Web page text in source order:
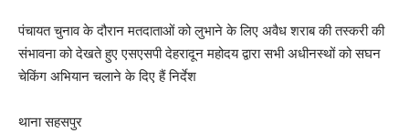
पंचायत चुनाव के दौरान मतदाताओं को लुभाने के लिए अवैध शराब की तस्करी की
संभावना को देखते हुए एसएसपी देहरादून महोदय द्वारा सभी अधीनस्थों को सघन
चेकिंग अभियान चलाने के दिए हैं निर्देश
थाना सहसपुर